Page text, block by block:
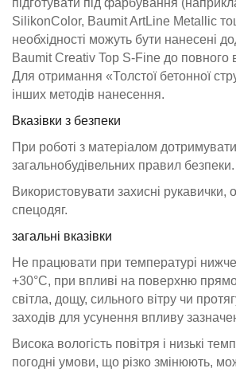
SilikonColor, Baumit ArtLine Metallic
необхідності можуть бути нанесені
Baumit Creativ Top S-Fine до повного
Для отримання «Толстої бетонної
інших методів нанесення.
Вказівки з безпеки
При роботі з матеріалом
загальнобудівельних правил безпеки.
Використовувати захисні рукавички,
спецодяг.
загальні вказівки
Не працювати при температурі
+30°С, при впливі на поверхню
світла, дощу, сильного вітру чи
заходів для усунення впливу
Висока вологість повітря і низькі
погодні умови, що різко змінюють,